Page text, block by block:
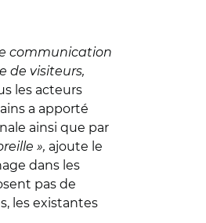
communication
de visiteurs,
les acteurs
a apporté
ainsi que par
», ajoute le
dans les
pas de
les existantes